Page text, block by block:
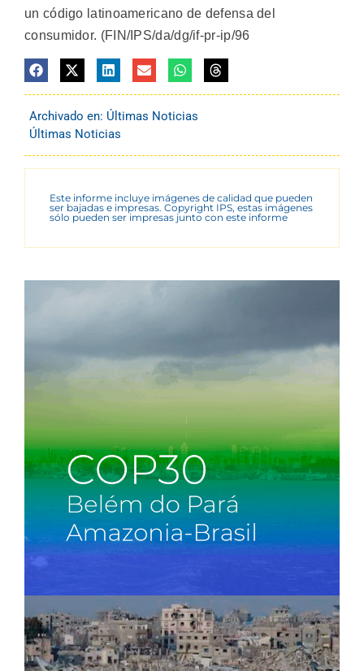
un código latinoamericano de defensa del
consumidor. (FIN/IPS/da/dg/if-pr-ip/96
Archivado en: Últimas Noticias
Últimas Noticias
Este informe incluye imágenes de calidad que pueden
ser bajadas e impresas. Copyright IPS, estas imágenes
sólo pueden ser impresas junto con este informe